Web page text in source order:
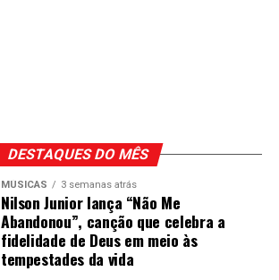
DESTAQUES DO MÊS
MÚSICAS 3 semanas atrás
Nilson Junior lança “Não Me
Abandonou”, canção que celebra a
fidelidade de Deus em meio às
tempestades da vida